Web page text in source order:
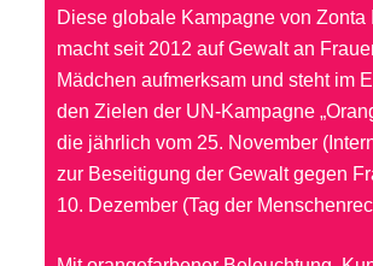
Diese globale Kampagne von Zonta
macht seit 2012 auf Gewalt an
Mädchen aufmerksam und steht im
den Zielen der UN-Kampagne
die jährlich vom 25. November
zur Beseitigung der Gewalt gegen
10. Dezember (Tag der